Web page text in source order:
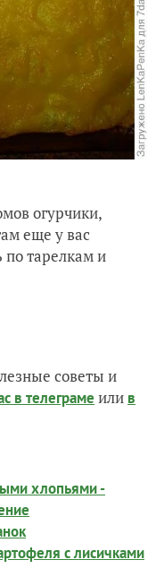
огурчики,
еще у вас
по тарелкам и
советы и
в телеграме или в
хлопьями -
с лисичками